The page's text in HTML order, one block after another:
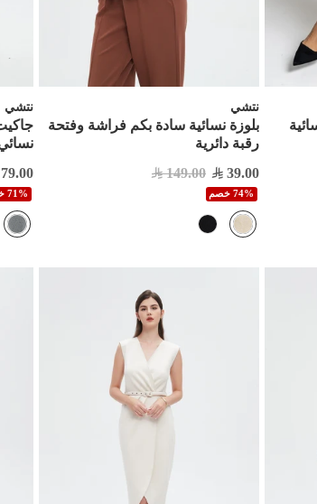
نتشي
بلوزة نسائية سادة بكم فراشة وفتحة
رقبة دائرية
39.00
149.00
74% خصم
نتشي
79.00
71% خصم